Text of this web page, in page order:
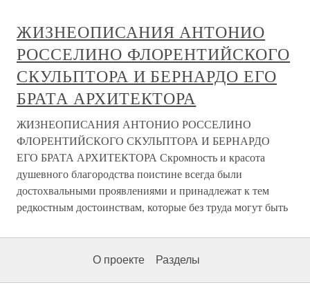
ЖИЗНЕОПИСАНИЯ АНТОНИО
РОССЕЛИНО ФЛОРЕНТИЙСКОГО
СКУЛЬПТОРА И БЕРНАРДО ЕГО
БРАТА АРХИТЕКТОРА
ЖИЗНЕОПИСАНИЯ АНТОНИО РОССЕЛИНО
ФЛОРЕНТИЙСКОГО СКУЛЬПТОРА И БЕРНАРДО
ЕГО БРАТА АРХИТЕКТОРА Скромность и красота
душевного благородства поистине всегда были
достохвальными проявлениями и принадлежат к тем
редкостным достоинствам, которые без труда могут быть
О проекте Разделы